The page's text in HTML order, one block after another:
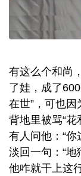
有这么个和尚
了娃，成了
在世”，可也因
背地里被骂“花
有人问他：“
淡回一句：“地
他咋就干上这